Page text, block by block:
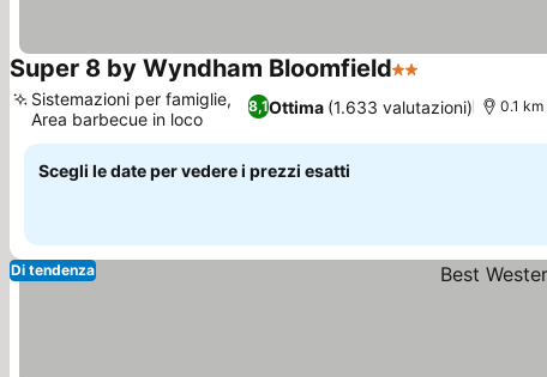
Super 8 by Wyndham Bloomfield2 Stelle
8,1Ottima (1.633 valutazioni)
Sistemazioni per famiglie,
Area barbecue in loco
0.1
Scegli le date per vedere i prezzi esatti
Di tendenza